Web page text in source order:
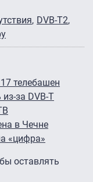
DVB-T2
телебашен
за DVB-T
в Чечне
«цифра»
оставлять